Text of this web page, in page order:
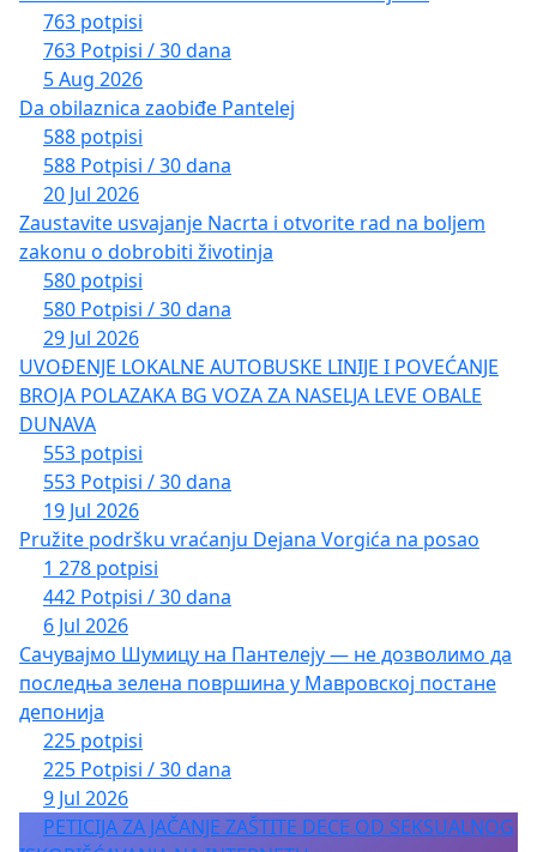
763 potpisi
763 Potpisi / 30 dana
5 Aug 2026
Da obilaznica zaobiđe Pantelej
588 potpisi
588 Potpisi / 30 dana
20 Jul 2026
Zaustavite usvajanje Nacrta i otvorite rad na boljem
zakonu o dobrobiti životinja
580 potpisi
580 Potpisi / 30 dana
29 Jul 2026
UVOĐENJE LOKALNE AUTOBUSKE LINIJE I POVEĆANJE
BROJA POLAZAKA BG VOZA ZA NASELJA LEVE OBALE
DUNAVA
553 potpisi
553 Potpisi / 30 dana
19 Jul 2026
Pružite podršku vraćanju Dejana Vorgića na posao
1 278 potpisi
442 Potpisi / 30 dana
6 Jul 2026
Сачувајмо Шумицу на Пантелеју — не дозволимо да
последња зелена површина у Мавровској постане
депонија
225 potpisi
225 Potpisi / 30 dana
9 Jul 2026
PETICIJA ZA JAČANJE ZAŠTITE DECE OD SEKSUALNOG